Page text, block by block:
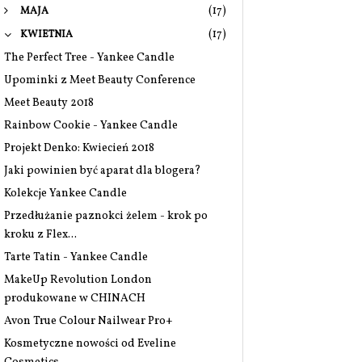
MAJA (17)
KWIETNIA
(17)
The Perfect Tree - Yankee Candle
Upominki z Meet Beauty Conference
Meet Beauty 2018
Rainbow Cookie - Yankee Candle
Projekt Denko: Kwiecień 2018
Jaki powinien być aparat dla blogera?
Kolekcje Yankee Candle
Przedłużanie paznokci żelem - krok po
kroku z Flex...
Tarte Tatin - Yankee Candle
MakeUp Revolution London
produkowane w CHINACH
Avon True Colour Nailwear Pro+
Kosmetyczne nowości od Eveline